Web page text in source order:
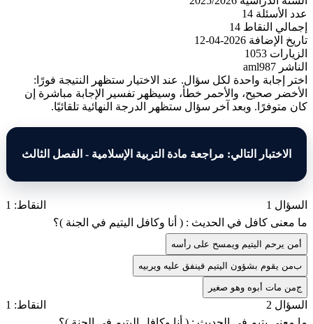
عدد الأسئلة 14
إجمالي النقاط 14
تاريخ الإضافة 2026-04-12
الزيارات 1053
الناشر aml987
اختر إجابة واحدة لكل سؤال. عند الاختيار ستظهر النتيجة فورًا:
الأخضر صحيح، والأحمر خطأ، وسيظهر تفسير الإجابة مباشرة إن
كان متوفرًا. وبعد آخر سؤال ستظهر الدرجة النهائية تلقائيًا.
الاختبار التالي: مراجعة مادة التربية الإسلامية - الفصل الثالث
السؤال 1
النقاط: 1
ما معنى كافل في الحديث : ( أنا وكافل اليتيم في الجنة )؟
من يرحم اليتيم ويمسح على رأسه
بمن يقوم بشؤون اليتيم فينفق عليه ويربيه
جمن مات أبوه وهو صغير
السؤال 2
النقاط: 1